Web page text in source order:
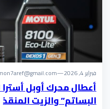
فبراير 4, 2026 —
البساتم” والزيت المنقذ